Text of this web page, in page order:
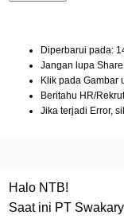
Diperbarui pada:
Jangan lupa
Klik pada Gambar
Beritahu HR/
Jika terjadi Error,
Halo NTB!
Saat ini PT